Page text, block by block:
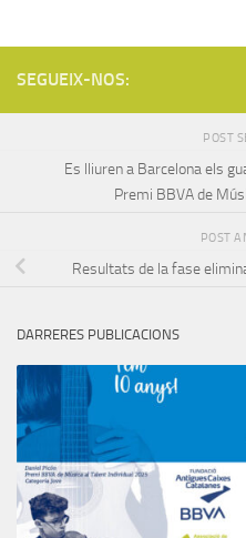
SEGUEIX-NOS:
POST
Es lliuren a Barcelona els
Premi BBVA de
POST
Resultats de la fase
DARRERES PUBLICACIONS